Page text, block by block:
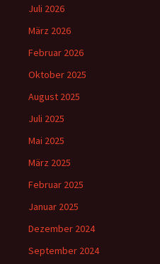
Juli 2026
März 2026
Februar 2026
Oktober 2025
August 2025
Juli 2025
Mai 2025
März 2025
Februar 2025
Januar 2025
Dezember 2024
September 2024